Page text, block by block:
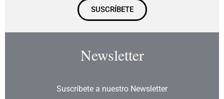
SUSCRÍBETE
Newsletter
Suscríbete a nuestro Newsletter